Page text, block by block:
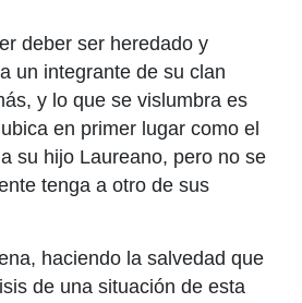
deber ser heredado y
un integrante de su clan
y lo que se vislumbra es
en primer lugar como el
su hijo Laureano, pero no se
tenga a otro de sus
haciendo la salvedad que
de una situación de esta